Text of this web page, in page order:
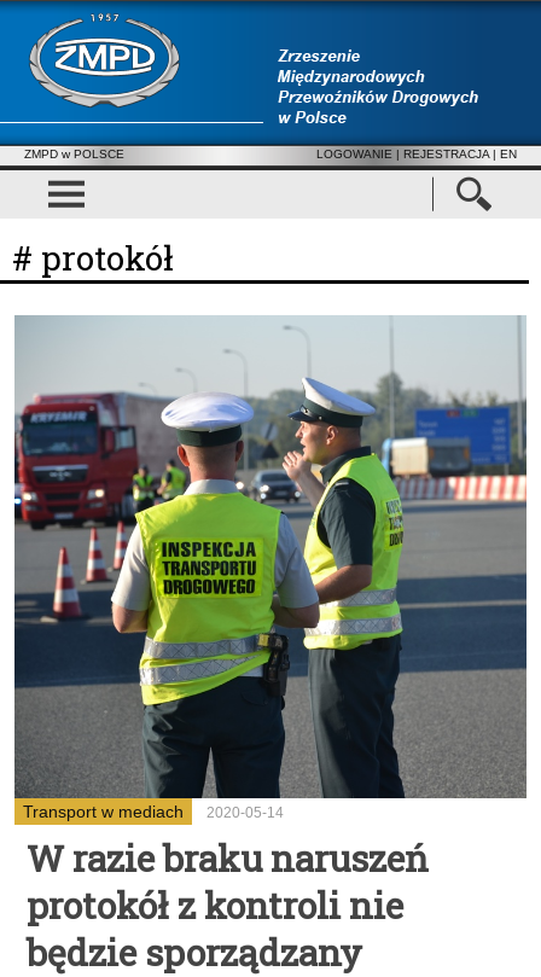
ZMPD w POLSCE LOGOWANIE | REJESTRACJA | EN
# protokół
Transport w mediach 2020-05-14
W razie braku naruszeń
protokół z kontroli nie
będzie sporządzany